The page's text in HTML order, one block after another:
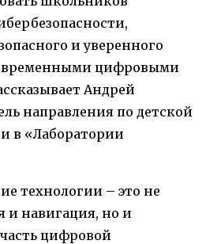
и уверенного
цифровыми
Андрей
направления по детской
в «Лаборатории
технологии – это не
и навигация, но и
цифровой